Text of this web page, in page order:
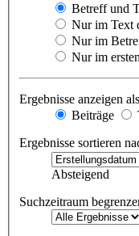
Betreff und
Nur im Text
Nur im
Nur im
Ergebnisse anzeigen
Beiträge
Ergebnisse sortieren
Absteigend
Suchzeitraum